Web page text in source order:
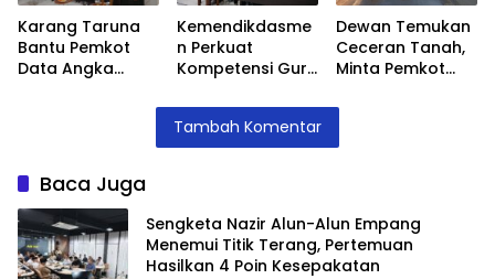
Karang Taruna
Bantu Pemkot
Data Angka
Kemendikdasme
n Perkuat
Kompetensi Guru
Lalubi Untuk
Apresiasi ABK
Dewan Temukan
Ceceran Tanah,
Minta Pemkot
Trase Baru
Tambah Komentar
Baca Juga
Sengketa Nazir Alun-Alun Empang
Menemui Titik Terang, Pertemuan
Hasilkan 4 Poin Kesepakatan